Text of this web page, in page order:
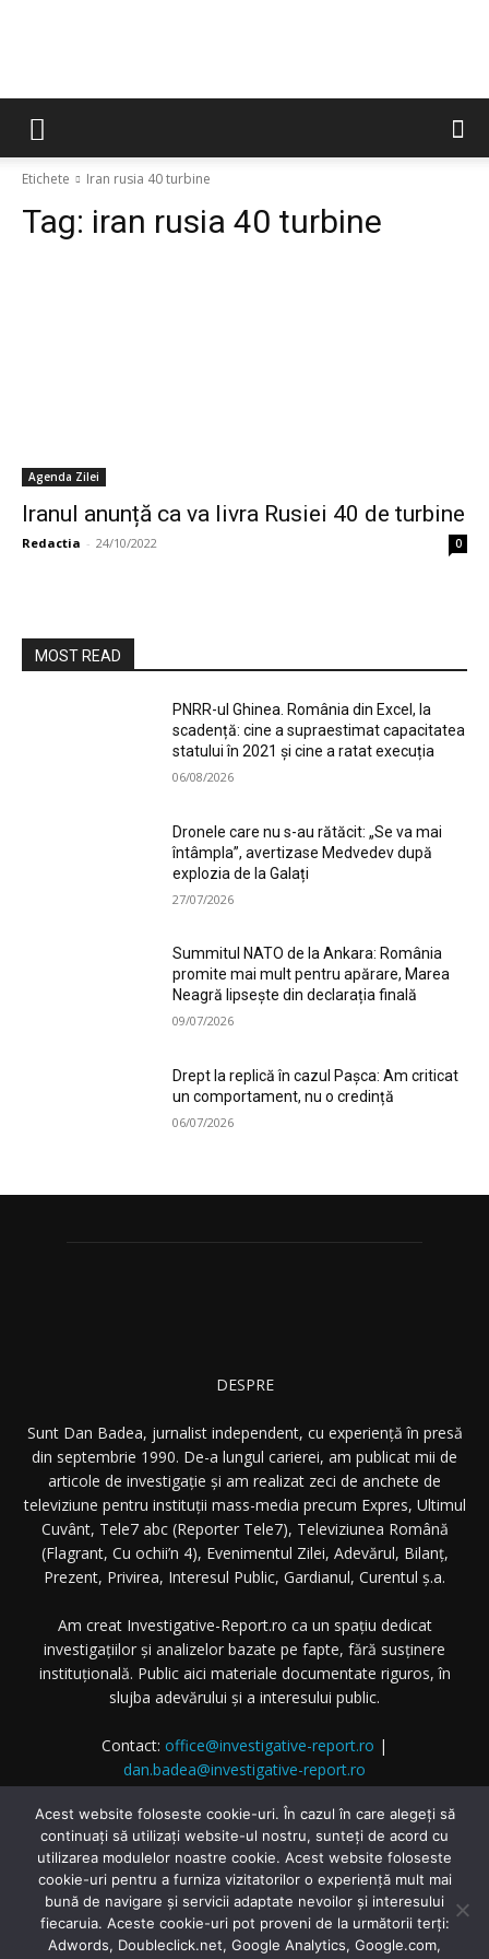
Etichete Iran rusia 40 turbine
Tag: iran rusia 40 turbine
Agenda Zilei
Iranul anunță ca va livra Rusiei 40 de turbine
Redactia - 24/10/2022 0
MOST READ
PNRR-ul Ghinea. România din Excel, la
scadență: cine a supraestimat capacitatea
statului în 2021 și cine a ratat execuția
06/08/2026
Dronele care nu s-au rătăcit: „Se va mai
întâmpla”, avertizase Medvedev după
explozia de la Galați
27/07/2026
Summitul NATO de la Ankara: România
promite mai mult pentru apărare, Marea
Neagră lipsește din declarația finală
09/07/2026
Drept la replică în cazul Pașca: Am criticat
un comportament, nu o credință
06/07/2026
DESPRE
Sunt Dan Badea, jurnalist independent, cu experiență în presă
din septembrie 1990. De-a lungul carierei, am publicat mii de
articole de investigație și am realizat zeci de anchete de
televiziune pentru instituții mass-media precum Expres, Ultimul
Cuvânt, Tele7 abc (Reporter Tele7), Televiziunea Română
(Flagrant, Cu ochii’n 4), Evenimentul Zilei, Adevărul, Bilanț,
Prezent, Privirea, Interesul Public, Gardianul, Curentul ș.a.
Am creat Investigative-Report.ro ca un spațiu dedicat
investigațiilor și analizelor bazate pe fapte, fără susținere
instituțională. Public aici materiale documentate riguros, în
slujba adevărului și a interesului public.
Contact: office@investigative-report.ro |
dan.badea@investigative-report.ro
© 2025 Investigative-Report.ro. Toate drepturile rezervate.
© Investigative-Report.ro
Acest website foloseste cookie-uri. În cazul în care alegeți să
continuați să utilizați website-ul nostru, sunteți de acord cu
utilizarea modulelor noastre cookie. Acest website foloseste
cookie-uri pentru a furniza vizitatorilor o experiență mult mai
bună de navigare și servicii adaptate nevoilor și interesului
fiecaruia. Aceste cookie-uri pot proveni de la următorii terți:
Adwords, Doubleclick.net, Google Analytics, Google.com,